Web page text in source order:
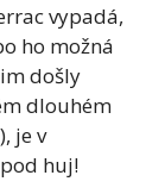
vypadá,
ho možná
došly
dlouhém
je v
huj!